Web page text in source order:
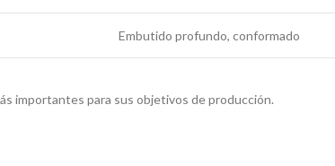
Embutido profundo, conformado
importantes para sus objetivos de producción.